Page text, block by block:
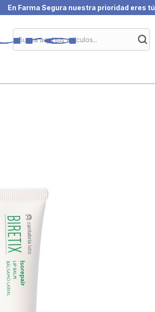
En Farma Segura nuestra prioridad eres tú